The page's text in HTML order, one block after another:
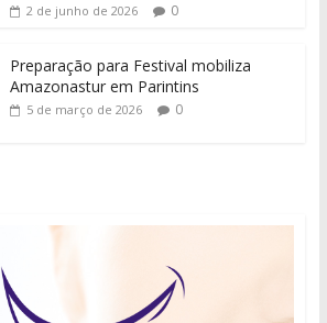
2 de junho de 2026 0
Preparação para Festival mobiliza
Amazonastur em Parintins
5 de março de 2026 0